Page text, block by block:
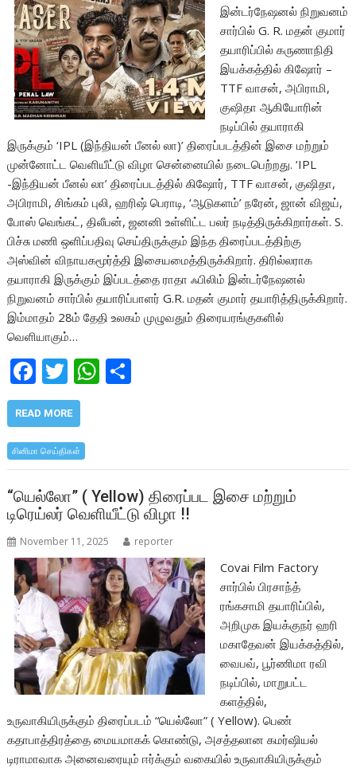
இன்டர்நேஷனல் நிறுவனம்
சார்பில் G. R. மதன் குமார்
தயாரிப்பில் கருணாநிதி
இயக்கத்தில் கிஷோர் –
TTF வாசன், அபிராமி,
குஷிதா ஆகியோரின்
நடிப்பில் தயாராகி
இருக்கும் ‘IPL (இந்தியன் பீனல் லா)’ திரைப்படத்தின் இசை மற்றும்
முன்னோட்ட வெளியீட்டு விழா சென்னையில் நடைபெற்றது. ‘IPL
-இந்தியன் பீனல் லா’ திரைப்படத்தில் கிஷோர், TTF வாசன், குஷிதா,
அபிராமி, சிங்கம் புலி, ஹரிஷ் பெராடி, ‘ஆடுகளம்’ நரேன், ஜான் விஜய்,
போஸ் வெங்கட், திலீபன், ஜனனி உள்ளிட்ட பலர் நடித்திருக்கிறார்கள். S.
பிச்சு மணி ஒளிப்பதிவு செய்திருக்கும் இந்த திரைப்படத்திற்கு
அஸ்வின் விநாயகமூர்த்தி இசையமைத்திருக்கிறார். திரில்லராக
தயாராகி இருக்கும் இப்படத்தை ராதா ஃபிலிம் இன்டர்நேஷனல்
நிறுவனம் சார்பில் தயாரிப்பாளர் G.R. மதன் குமார் தயாரித்திருக்கிறார்.
இம்மாதம் 28ம் தேதி உலகம் முழுவதும் திரையரங்குகளில்
வெளியாகும்…
F
ac
e
b
o
o
k
T
w
itt
er
W
h
A
p
p
READ MORE
சினிமா செய்திகள்
“யெல்லோ” ( Yellow) திரைப்பட இசை மற்றும்
டிரெய்லர் வெளியீட்டு விழா !!
November 11, 2025 reporter
Covai Film Factory
சார்பில் பிரசாந்த்
ரங்கசாமி தயாரிப்பில்,
அறிமுக இயக்குநர் ஹரி
மகாதேவன் இயக்கத்தில்,
வைபவ், பூர்ணிமா ரவி
நடிப்பில், மாறுபட்ட
களத்தில்,
உருவாகியிருக்கும் திரைப்படம் “யெல்லோ” ( Yellow). பெண்
கதாபாத்திரத்தை மையமாகக் கொண்டு, அசத்தலான கமர்ஷியல்
டிராமாவாக அனைவரையும் ஈர்க்கும் வகையில் உருவாகியிருக்கும்